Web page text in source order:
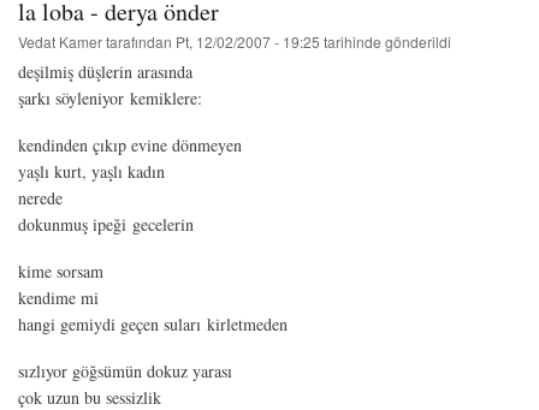
la loba - derya önder
Vedat Kamertarafından Pt, 12/02/2007 - 19:25 tarihinde gönderildi
deşilmiş düşlerin arasında
şarkı söyleniyor kemiklere:
kendinden çıkıp evine dönmeyen
yaşlı kurt, yaşlı kadın
nerede
dokunmuş ipeği gecelerin
kime sorsam
kendime mi
hangi gemiydi geçen suları kirletmeden
sızlıyor göğsümün dokuz yarası
çok uzun bu sessizlik